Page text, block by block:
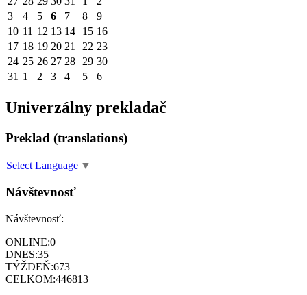
3
4 5 6 7 8
9
10 11 12 13 14 15 16
17 18 19 20 21 22 23
24 25 26 27 28 29 30
31 1 2 3 4 5 6
Univerzálny prekladač
Preklad (translations)
Select Language ▼
Návštevnosť
Návštevnosť:
ONLINE:0
DNES:35
TÝŽDEŇ:673
CELKOM:446813